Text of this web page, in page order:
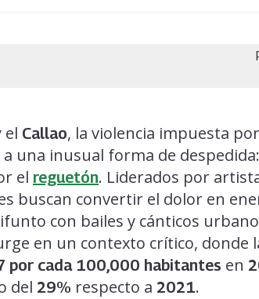
Callao, la violencia impuesta
a una inusual forma de
el reguetón. Liderados por
buscan convertir el dolor en
con bailes y cánticos
en un contexto crítico, donde
por cada 100,000 habitantes en
del 29% respecto a 2021.